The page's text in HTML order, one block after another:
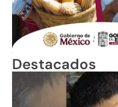
Destacados